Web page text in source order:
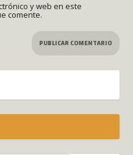
y web en este
comente.